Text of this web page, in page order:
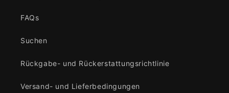
FAQs
Suchen
Rückgabe- und Rückerstattungsrichtlinie
Versand- und Lieferbedingungen